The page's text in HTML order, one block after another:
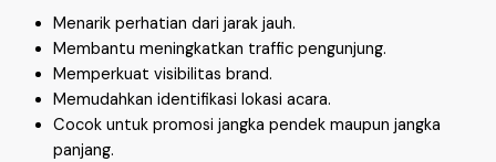
Menarik perhatian dari jarak jauh.
Membantu meningkatkan traffic pengunjung.
Memperkuat visibilitas brand.
Memudahkan identifikasi lokasi acara.
Cocok untuk promosi jangka pendek maupun jangka
panjang.